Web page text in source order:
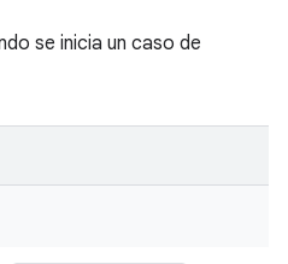
se inicia un caso de